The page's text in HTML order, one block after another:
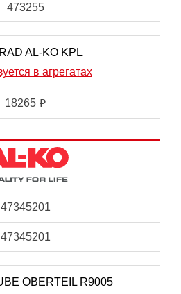
473255
AL-KO KPL
в агрегатах
18265 i
47345201
47345201
OBERTEIL R9005